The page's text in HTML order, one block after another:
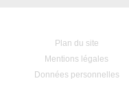
Plan du site
Mentions légales
Données personnelles